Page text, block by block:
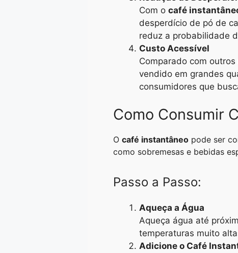
Com o café
desperdício de pó de
reduz a probabilidade
Custo Acessível
Comparado com
vendido em grandes
consumidores que
Como Consumir
O café instantâneo pode ser
como sobremesas e bebidas
Passo a Passo:
Aqueça a Água
Aqueça água até
temperaturas muito
Adicione o Café